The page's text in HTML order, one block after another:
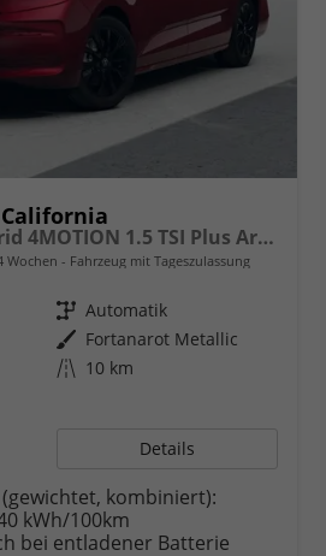
Beach Tour eHybrid 4MOTION 1.5 TSI Plus ArtVelour
Wochen Fahrzeug mit Tageszulassung
Getriebe Automatik
Außenfarbe Fortanarot Metallic
Kilometerstand 10 km
Details
kombiniert):
kWh/100km
bei entladener Batterie